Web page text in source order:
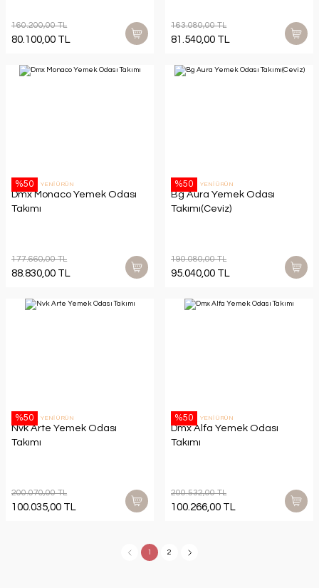
160.200,00 TL
80.100,00 TL
163.080,00 TL
81.540,00 TL
%50 YENİ ÜRÜN
Dmx Monaco Yemek Odası
Takımı
177.660,00 TL
88.830,00 TL
%50 YENİ ÜRÜN
Bg Aura Yemek Odası
Takımı(Ceviz)
190.080,00 TL
95.040,00 TL
%50 YENİ ÜRÜN
Nvk Arte Yemek Odası
Takımı
200.070,00 TL
100.035,00 TL
%50 YENİ ÜRÜN
Dmx Alfa Yemek Odası
Takımı
200.532,00 TL
100.266,00 TL
1 2